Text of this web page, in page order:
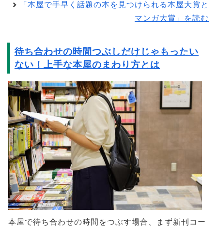
「本屋で手早く話題の本を見つけられる本屋大賞と
マンガ大賞」を読む
待ち合わせの時間つぶしだけじゃもったい
ない！上手な本屋のまわり方とは
本屋で待ち合わせの時間をつぶす場合、まず新刊コー